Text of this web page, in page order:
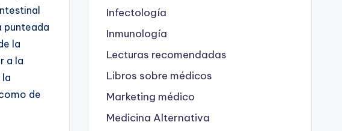
punteada
la
a la
de
Infectología
Inmunología
Lecturas recomendadas
Libros sobre médicos
Marketing médico
Medicina Alternativa